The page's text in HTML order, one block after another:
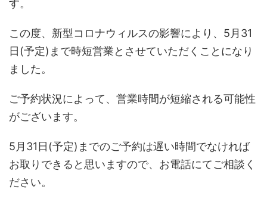
す。
この度、新型コロナウィルスの影響により、5月31
日(予定)まで時短営業とさせていただくことになり
ました。
ご予約状況によって、営業時間が短縮される可能性
がございます。
5月31日(予定)までのご予約は遅い時間でなければ
お取りできると思いますので、お電話にてご相談く
ださい。